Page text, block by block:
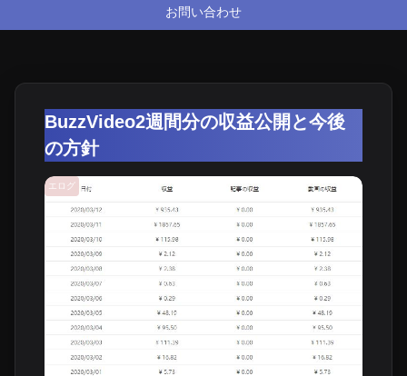
お問い合わせ
BuzzVideo2週間分の収益公開と今後
の方針
エログ